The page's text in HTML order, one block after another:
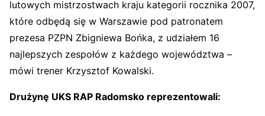
lutowych mistrzostwach kraju kategorii rocznika 2007,
które odbędą się w Warszawie pod patronatem
prezesa PZPN Zbigniewa Bońka, z udziałem 16
najlepszych zespołów z każdego województwa –
mówi trener Krzysztof Kowalski.
Drużynę UKS RAP Radomsko reprezentowali: